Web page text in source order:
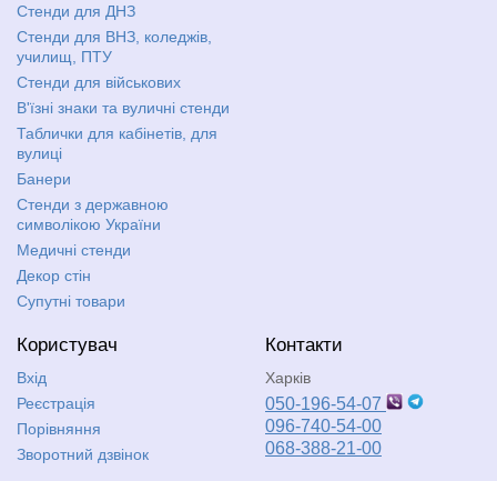
Стенди для ДНЗ
Стенди для ВНЗ, коледжів,
училищ, ПТУ
Стенди для військових
В'їзні знаки та вуличні стенди
Таблички для кабінетів, для
вулиці
Банери
Стенди з державною
символікою України
Медичні стенди
Декор стін
Супутні товари
Користувач
Вхід
Реєстрація
Порівняння
Зворотний дзвінок
Контакти
Харків
050-196-54-07
096-740-54-00
068-388-21-00